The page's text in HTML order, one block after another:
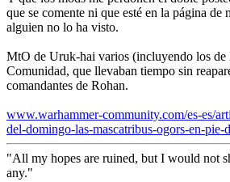
que se comente ni que esté en la página de
alguien no lo ha visto.
MtO de Uruk-hai varios (incluyendo los
Comunidad, que llevaban tiempo sin
comandantes de Rohan.
www.warhammer-community.com/es-es/
del-domingo-las-mascatribus-ogors-en-pie-
"All my hopes are ruined, but I would not
any."